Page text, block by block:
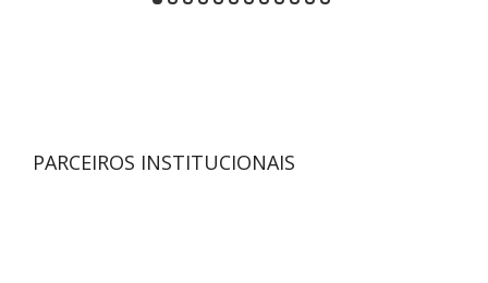
PARCEIROS INSTITUCIONAIS